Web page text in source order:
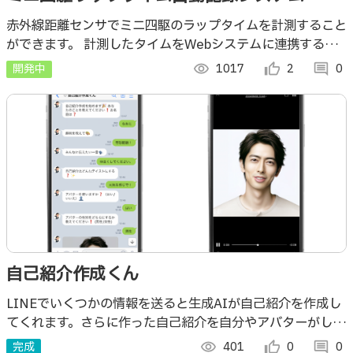
赤外線距離センサでミニ四駆のラップタイムを計測すること
ができます。 計測したタイムをWebシステムに連携するこ
とでタイムに紐づいたユーザとマシン情報をラクに管理する
ことができます。
開発中 visibility 1017 thumb_up_alt 2 comment 0
自己紹介作成くん
LINEでいくつかの情報を送ると生成AIが自己紹介を作成し
てくれます。さらに作った自己紹介を自分やアバターがしゃ
べっている動画を生成して送ってくれます。
完成 visibility 401 thumb_up_alt 0 comment 0